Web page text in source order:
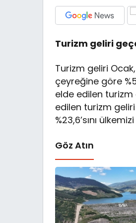
Turizm geliri
Turizm geliri
çeyreğine göre
elde edilen
edilen turizm
%23,6’sını
Göz Atın